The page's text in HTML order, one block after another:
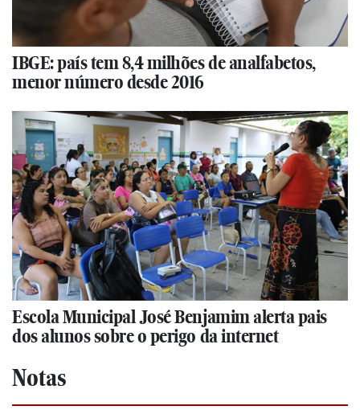
IBGE: país tem 8,4 milhões de analfabetos,
menor número desde 2016
Escola Municipal José Benjamim alerta pais
dos alunos sobre o perigo da internet
Notas